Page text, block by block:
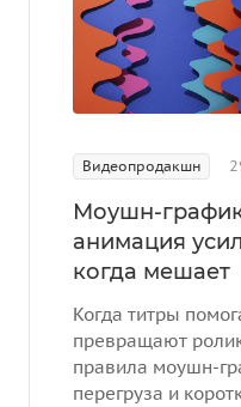
Видеопродакшн
Моушн-
анимация
когда мешает
Когда титры
превращают
правила моушн-
перегруза и